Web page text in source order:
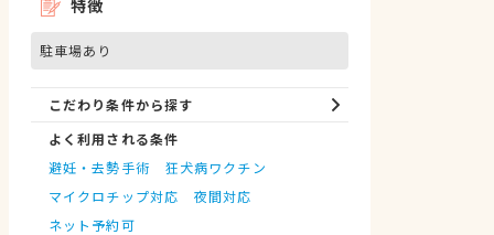
特徴
駐車場あり
こだわり条件から探す
よく利用される条件
避妊・去勢手術
狂犬病ワクチン
マイクロチップ対応
夜間対応
ネット予約可